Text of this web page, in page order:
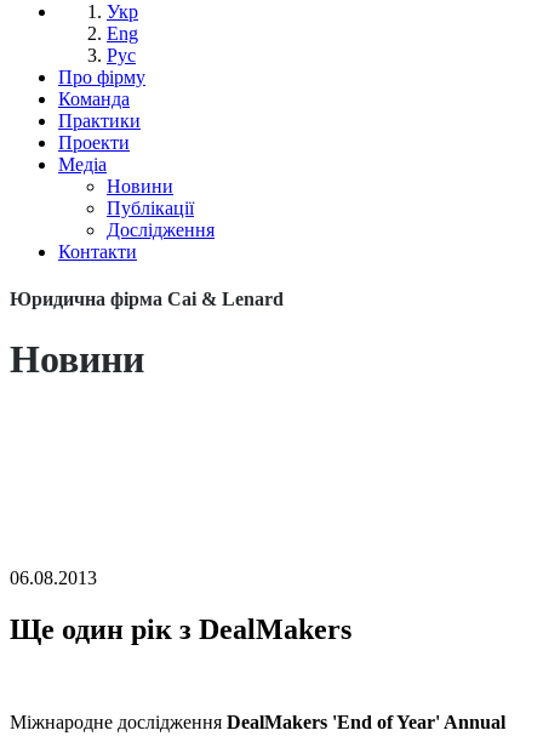
Укр
Eng
Рус
Про фірму
Команда
Практики
Проекти
Медіа
Новини
Публікації
Дослідження
Контакти
Юридична фірма Cai & Lenard
Новини
06.08.2013
Ще один рік з DealMakers
Міжнародне дослідження DealMakers 'End of Year' Annual